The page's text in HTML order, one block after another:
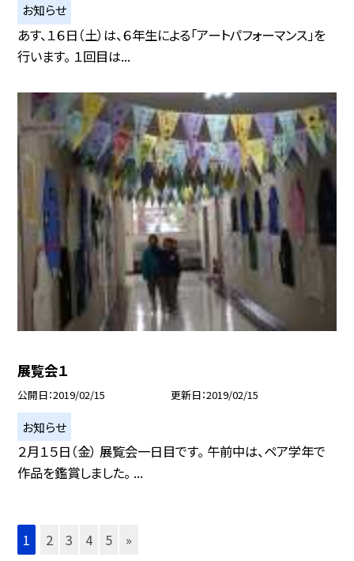
お知らせ
あす、１６日（土）は、６年生による「アートパフォーマンス」を
行います。 １回目は...
展覧会１
公開日 2019/02/15 更新日 2019/02/15
お知らせ
２月１５日（金） 展覧会一日目です。 午前中は、ペア学年で
作品を鑑賞しました。 ...
1 2 3 4 5 »